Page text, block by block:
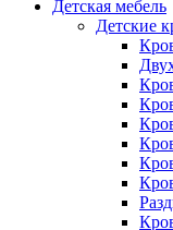
Детская мебель
Детские